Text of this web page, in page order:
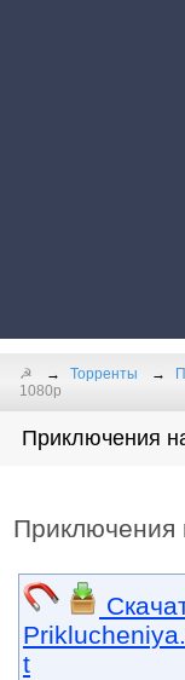
☭ Торренты
1080p
Приключения
Приключения
t